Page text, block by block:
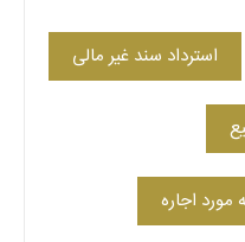
استرداد سند غیر مالی
مورد اجاره